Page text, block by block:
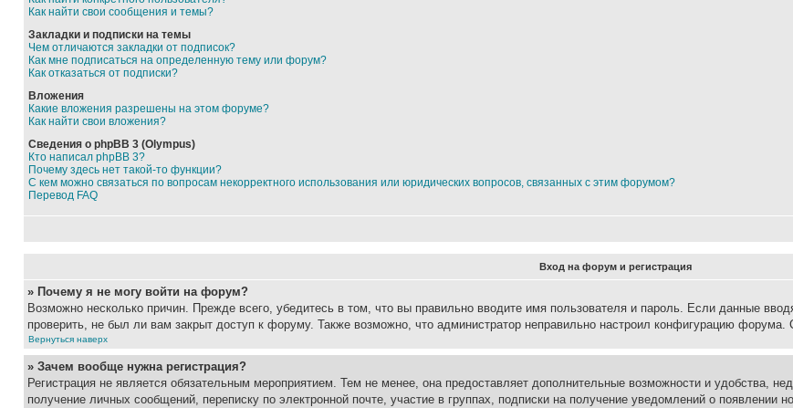
Как найти свои сообщения и темы?
Закладки и подписки на темы
Чем отличаются закладки от подписок?
Как мне подписаться на определенную тему или форум?
Как отказаться от подписки?
Вложения
Какие вложения разрешены на этом форуме?
Как найти свои вложения?
Сведения о phpBB 3 (Olympus)
Кто написал phpBB 3?
Почему здесь нет такой-то функции?
С кем можно связаться по вопросам некорректного использования или юридических вопросов, связанных с этим форумом?
Перевод FAQ
Вход на форум и регистрация
» Почему я не могу войти на форум?
Возможно несколько причин. Прежде всего, убедитесь в том, что вы правильно вводите имя пользователя и пароль. Если данные
проверить, не был ли вам закрыт доступ к форуму. Также возможно, что администратор неправильно настроил конфигурацию форума.
Вернуться наверх
» Зачем вообще нужна регистрация?
Регистрация не является обязательным мероприятием. Тем не менее, она предоставляет дополнительные возможности и удобства,
получение личных сообщений, переписку по электронной почте, участие в группах, подписки на получение уведомлений о